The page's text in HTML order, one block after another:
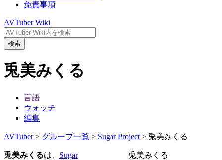
免責事項
AVTuber Wiki
検索
兎美みくる
言語
ウォッチ
編集
AVTuber> グループ一覧 > Sugar Project > 兎美みくる
兎美みくる
兎美みくるは、 Sugar